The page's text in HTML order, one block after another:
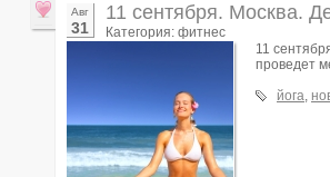
Авг
31
11 сентября. Москва.
Категория: фитнес
11
проведет
йога,